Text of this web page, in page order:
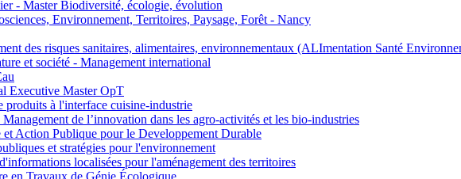
- Master Biodiversité, écologie, évolution
Environnement, Territoires, Paysage, Forêt - Nancy
des risques sanitaires, alimentaires, environnementaux (ALImentation Santé
et société - Management international
Executive Master OpT
à l'interface cuisine-industrie
de l’innovation dans les agro-activités et les bio-industries
Action Publique pour le Developpement Durable
et stratégies pour l'environnement
localisées pour l'aménagement des territoires
en Travaux de Génie Écologique